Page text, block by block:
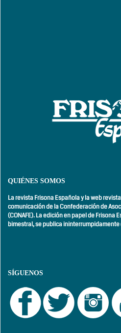
QUIÉNES SOMOS
La revista Frisona Española y la web
comunicación de la Confederación de
(CONAFE). La edición en papel de Frisona
bimestral,se publica ininterrumpidamente
SÍGUENOS